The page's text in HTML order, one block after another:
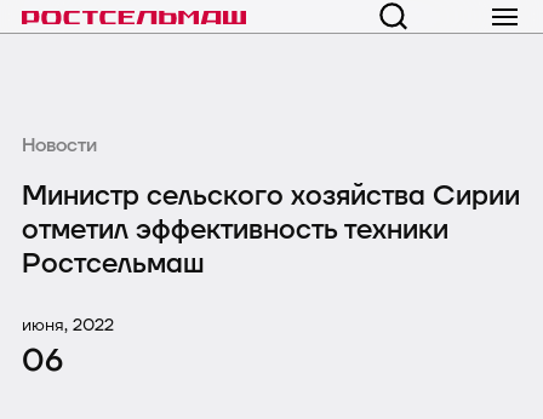
Новости
Министр сельского хозяйства Сирии
отметил эффективность техники
Ростсельмаш
июня, 2022
06